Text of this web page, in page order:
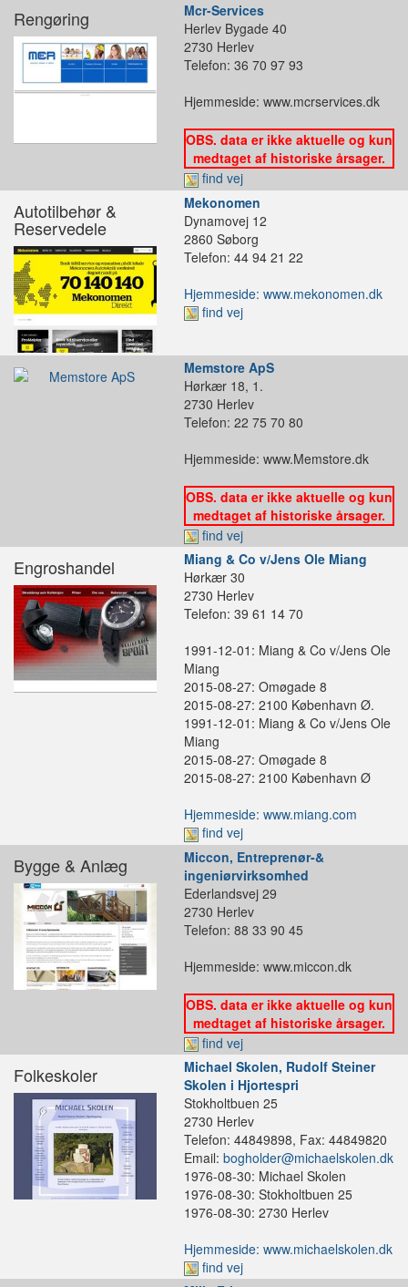
Rengøring
Mcr-Services
Herlev Bygade 40
2730 Herlev
Telefon: 36 70 97 93
Hjemmeside: www.mcrservices.dk
OBS. data er ikke aktuelle og kun
medtaget af historiske årsager.
find vej
Autotilbehør &
Reservedele
Mekonomen
Dynamovej 12
2860 Søborg
Telefon: 44 94 21 22
Hjemmeside: www.mekonomen.dk
find vej
Memstore ApS
Hørkær 18, 1.
2730 Herlev
Telefon: 22 75 70 80
Hjemmeside: www.Memstore.dk
OBS. data er ikke aktuelle og kun
medtaget af historiske årsager.
find vej
Engroshandel
Miang & Co v/Jens Ole Miang
Hørkær 30
2730 Herlev
Telefon: 39 61 14 70
1991-12-01: Miang & Co v/Jens Ole
Miang
2015-08-27: Omøgade 8
2015-08-27: 2100 København Ø.
1991-12-01: Miang & Co v/Jens Ole
Miang
2015-08-27: Omøgade 8
2015-08-27: 2100 København Ø
Hjemmeside: www.miang.com
find vej
Bygge & Anlæg
Miccon, Entreprenør-&
ingeniørvirksomhed
Ederlandsvej 29
2730 Herlev
Telefon: 88 33 90 45
Hjemmeside: www.miccon.dk
OBS. data er ikke aktuelle og kun
medtaget af historiske årsager.
find vej
Folkeskoler
Michael Skolen, Rudolf Steiner
Skolen i Hjortespri
Stokholtbuen 25
2730 Herlev
Telefon: 44849898, Fax: 44849820
Email: bogholder@michaelskolen.dk
1976-08-30: Michael Skolen
1976-08-30: Stokholtbuen 25
1976-08-30: 2730 Herlev
Hjemmeside: www.michaelskolen.dk
find vej